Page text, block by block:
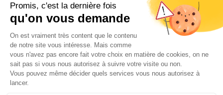
Promis, c'est la dernière fois
qu'on vous demande
Plateforme de Gestion du
On est vraiment très content que le contenu
de notre site vous intéresse. Mais comme
vous n'avez pas encore fait votre choix en matière de cookies, on ne
sait pas si vous nous autorisez à suivre votre visite ou non.
Vous pouvez même décider quels services vous nous autorisez à
lancer.
Axeptio consent
votre projet ?
CONTACTEZ-NOUS